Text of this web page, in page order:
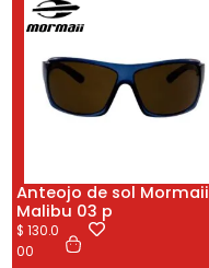
Anteojo de sol Mormaii
Malibu 03 p
$ 130.0
00